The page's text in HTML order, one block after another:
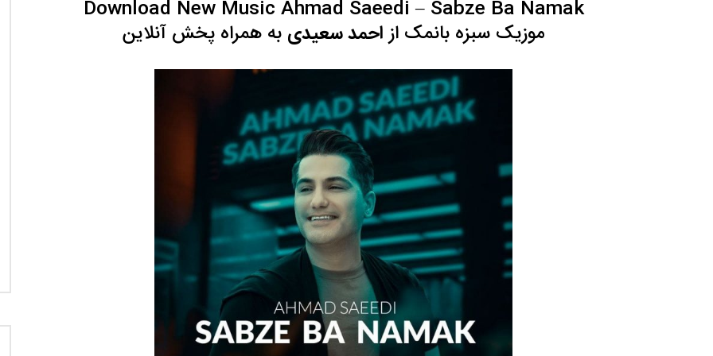
مصاحبه حسن یزدانی بعد از برنده شدن با تیلور حسن یزدانی دیوید تیلور
اولین تریلر است
Download New Music Ahmad Saeedi – Sabze Ba Namak
موزیک سبزه بانمک ازاحمد سعیدی به همراه پخش آنلاین